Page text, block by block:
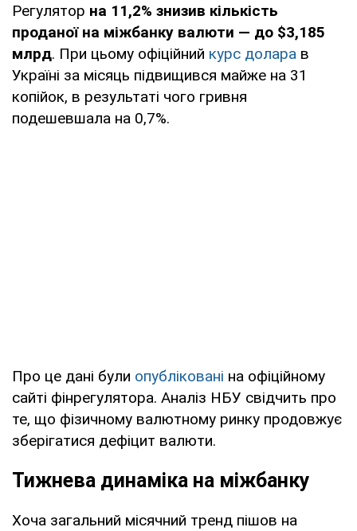
Регулятор на 11,2% знизив кількість
проданої на міжбанку валюти — до $3,185
млрд. При цьому офіційний курс долара в
Україні за місяць підвищився майже на 31
копійок, в результаті чого гривня
подешевшала на 0,7%.
Про це дані були опубліковані на офіційному
сайті фінрегулятора. Аналіз НБУ свідчить про
те, що фізичному валютному ринку продовжує
зберігатися дефіцит валюти.
Тижнева динаміка на міжбанку
Хоча загальний місячний тренд пішов на